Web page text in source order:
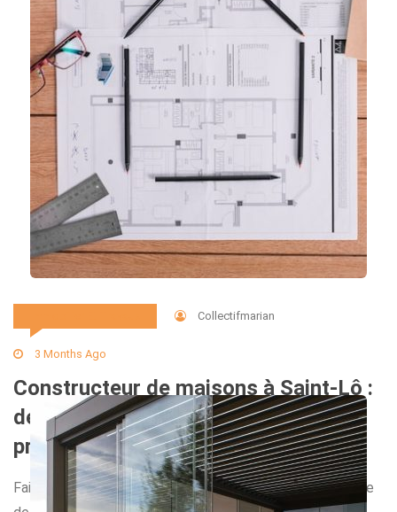
Collectifmarian
3 Months Ago
Constructeur de maisons à Saint-Lô :
des solutions sur mesure pour votre
projet immobilier
Faire appel à un constructeur de maisons à Saint-Lô ouvre